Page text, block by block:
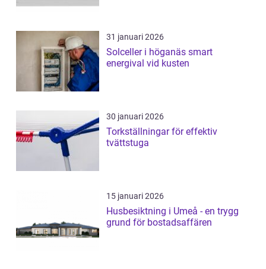
31 januari 2026
Solceller i höganäs smart
energival vid kusten
30 januari 2026
Torkställningar för effektiv
tvättstuga
15 januari 2026
Husbesiktning i Umeå - en trygg
grund för bostadsaffären